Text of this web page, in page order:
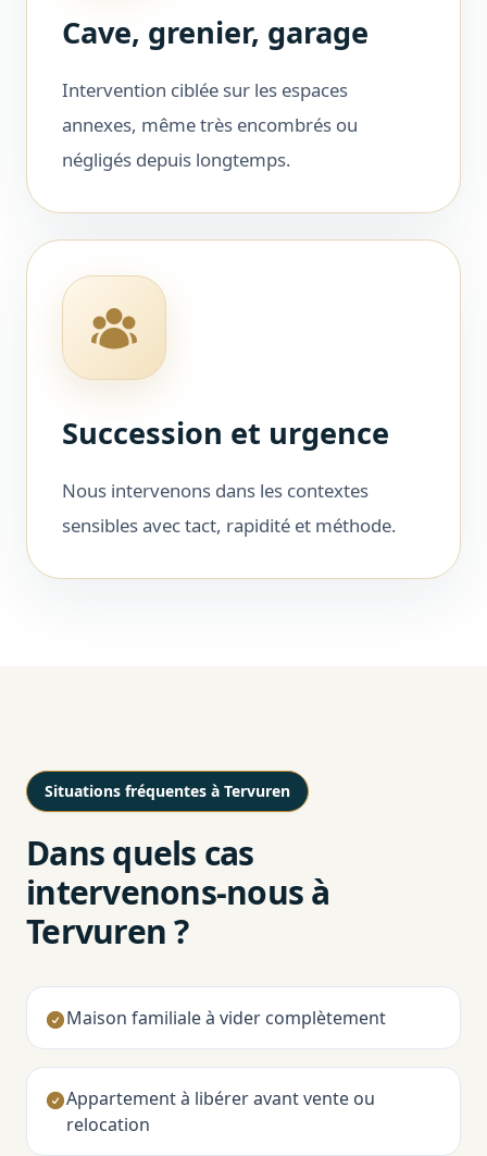
Cave, grenier, garage
Intervention ciblée sur les espaces
annexes, même très encombrés ou
négligés depuis longtemps.
Succession et urgence
Nous intervenons dans les contextes
sensibles avec tact, rapidité et méthode.
Situations fréquentes à Tervuren
Dans quels cas
intervenons-nous à
Tervuren ?
Maison familiale à vider complètement
Appartement à libérer avant vente ou
relocation